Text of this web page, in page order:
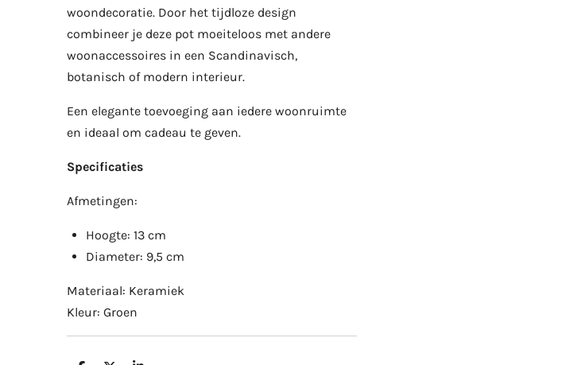
woondecoratie. Door het tijdloze design
combineer je deze pot moeiteloos met andere
woonaccessoires in een Scandinavisch,
botanisch of modern interieur.
Een elegante toevoeging aan iedere woonruimte
en ideaal om cadeau te geven.
Specificaties
Afmetingen:
Hoogte: 13 cm
Diameter: 9,5 cm
Materiaal: Keramiek
Kleur: Groen